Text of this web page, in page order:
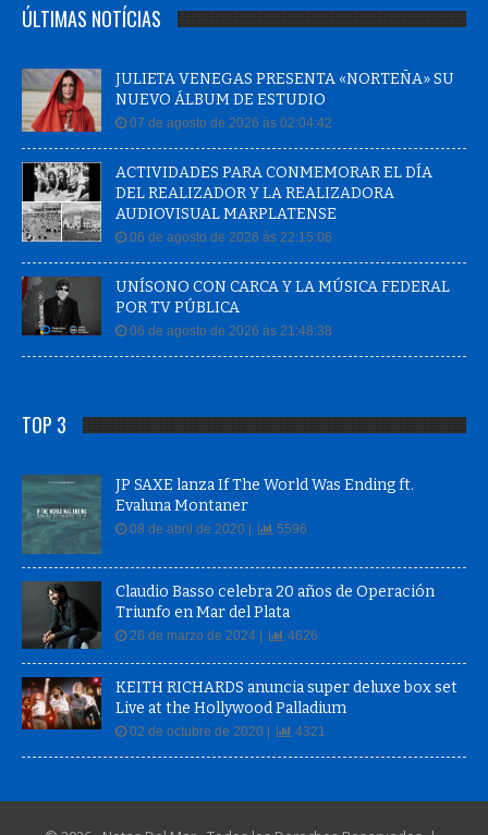
ÚLTIMAS NOTÍCIAS
JULIETA VENEGAS PRESENTA «NORTEÑA» SU
NUEVO ÁLBUM DE ESTUDIO
07 de agosto de 2026 às 02:04:42
ACTIVIDADES PARA CONMEMORAR EL DÍA
DEL REALIZADOR Y LA REALIZADORA
AUDIOVISUAL MARPLATENSE
06 de agosto de 2026 às 22:15:06
UNÍSONO CON CARCA Y LA MÚSICA FEDERAL
POR TV PÚBLICA
06 de agosto de 2026 às 21:48:38
TOP 3
JP SAXE lanza If The World Was Ending ft.
Evaluna Montaner
08 de abril de 2020 | 5596
Claudio Basso celebra 20 años de Operación
Triunfo en Mar del Plata
26 de marzo de 2024 | 4626
KEITH RICHARDS anuncia super deluxe box set
Live at the Hollywood Palladium
02 de octubre de 2020 | 4321